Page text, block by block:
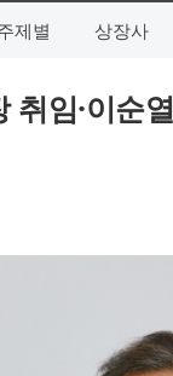
제별 상장사
취임·이